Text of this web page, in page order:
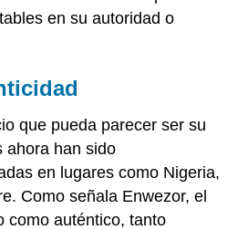
en su autoridad o
que pueda parecer ser su
ahora han sido
en lugares como Nigeria,
Como señala Enwezor, el
como auténtico, tanto